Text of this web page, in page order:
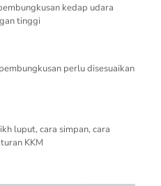
kedap udara
tinggi
perlu disesuaikan
luput, cara simpan, cara
KKM